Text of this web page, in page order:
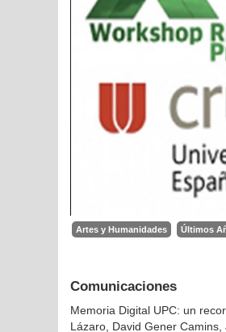
Artes y Humanidades Últimos
Comunicaciones
Memoria Digital UPC: un
Lázaro, David Gener